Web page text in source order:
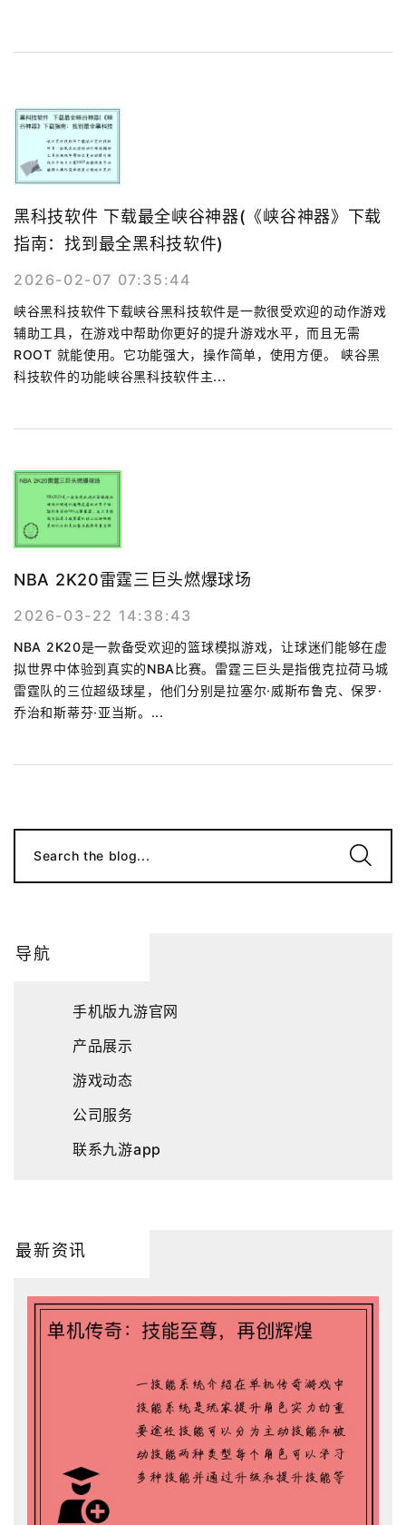
黑科技软件 下载最全峡谷神器(《峡谷神器》下载
指南：找到最全黑科技软件)
2026-02-07 07:35:44
峡谷黑科技软件下载峡谷黑科技软件是一款很受欢迎的动作游戏
辅助工具，在游戏中帮助你更好的提升游戏水平，而且无需
ROOT 就能使用。它功能强大，操作简单，使用方便。 峡谷黑
科技软件的功能峡谷黑科技软件主...
NBA 2K20雷霆三巨头燃爆球场
2026-03-22 14:38:43
NBA 2K20是一款备受欢迎的篮球模拟游戏，让球迷们能够在虚
拟世界中体验到真实的NBA比赛。雷霆三巨头是指俄克拉荷马城
雷霆队的三位超级球星，他们分别是拉塞尔·威斯布鲁克、保罗·
乔治和斯蒂芬·亚当斯。...
Search the blog...
导航
手机版九游官网
产品展示
游戏动态
公司服务
联系九游app
最新资讯